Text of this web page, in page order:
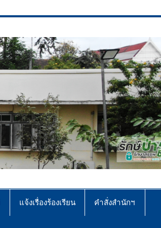
แจ้งเรื่องร้องเรียน คำสั่งสำนักฯ